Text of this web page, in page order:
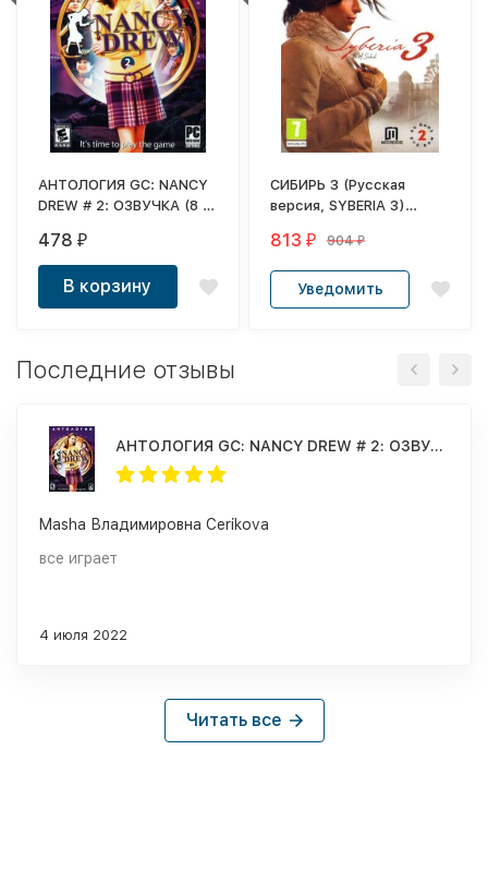
АНТОЛОГИЯ GC: NANCY
DREW # 2: ОЗВУЧКА (8 В
478₽
В корзину
СИБИРЬ 3 (Русская
версия, SYBERIA 3)
813₽ 904₽
Уведомить
Последние отзывы
АНТОЛОГИЯ GC: NANCY DREW # 2: ОЗВУЧКА (8 В 1)
Masha Владимировна Cerikova
все играет
4 июля 2022
Читать все